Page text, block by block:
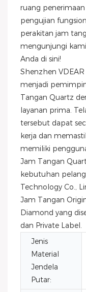
ruang
pengujian
perakitan jam
mengunjungi
Anda di sini!
Shenzhen
menjadi
Tangan Quartz
layanan prima.
tersebut dapat
kerja dan
memiliki
Jam Tangan
kebutuhan
Technology Co.,
Jam Tangan
Diamond yang
dan Private Label.
Jenis
Material
Jendela
Putar: